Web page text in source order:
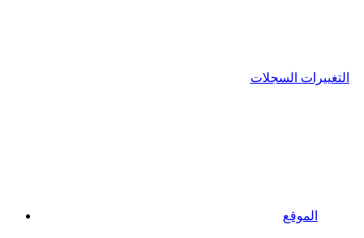
التغييرات السجلات
الموقع